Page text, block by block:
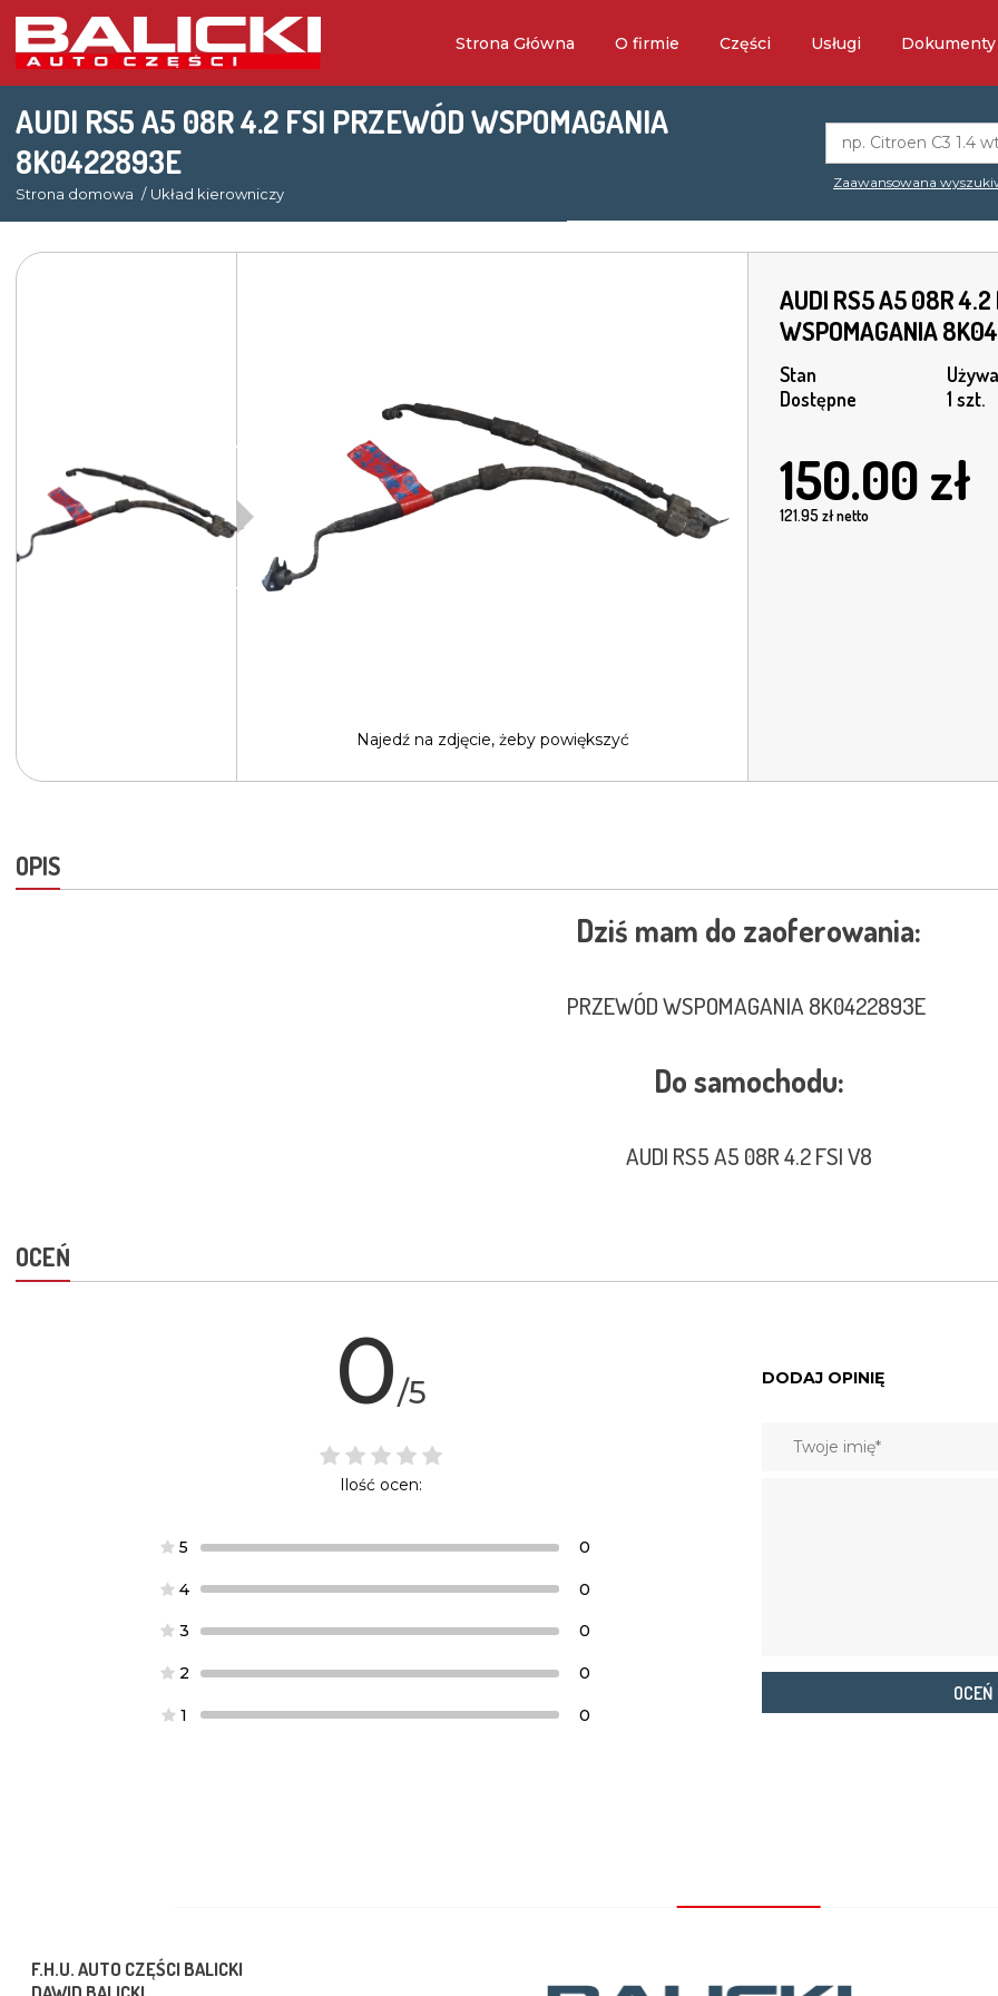
Strona Główna O firmie Części Usługi Dokumenty
AUDI RS5 A5 08R 4.2 FSI PRZEWÓD WSPOMAGANIA
8K0422893E
Strona domowa Układ kierowniczy
Zaawansowana
Najedź na zdjęcie, żeby powiększyć
AUDI RS5 A5 08R 4.2
WSPOMAGANIA
Stan
Dostępne
1 szt.
150.00 zł
121.95zł netto
OPIS
Dziś mam do zaoferowania:
PRZEWÓD WSPOMAGANIA 8K0422893E
Do samochodu:
AUDI RS5 A5 08R 4.2 FSI V8
OCEŃ
0/5
Ilość ocen:
5 0
4 0
3 0
2 0
1 0
DODAJ OPINIĘ
OCEŃ
F.H.U. AUTO CZĘŚCI BALICKI